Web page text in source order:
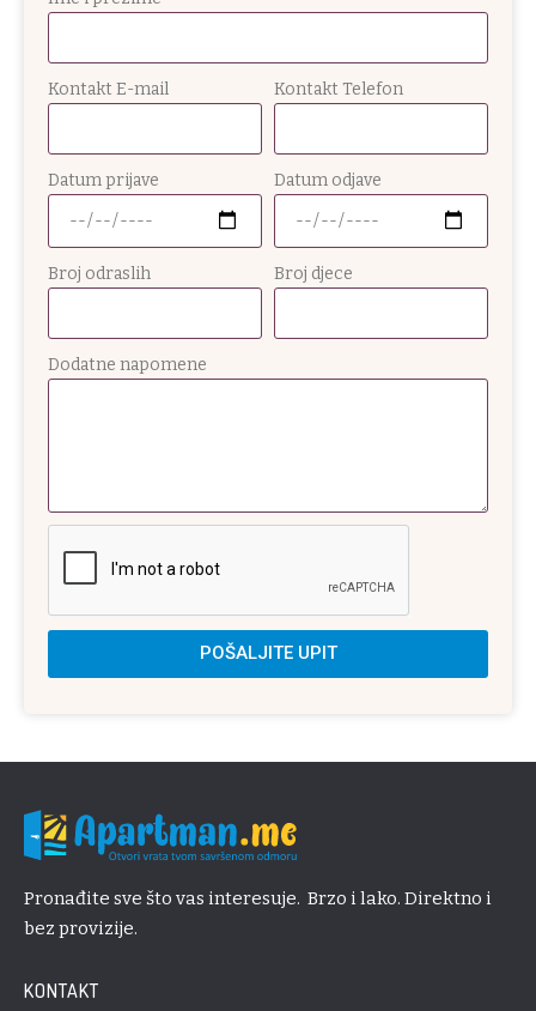
Kontakt E-mail Kontakt Telefon
Datum prijave Datum odjave
Broj odraslih Broj djece
Dodatne napomene
POŠALJITE UPIT
Pronađite sve što vas interesuje. Brzo i lako. Direktno i
bez provizije.
KONTAKT